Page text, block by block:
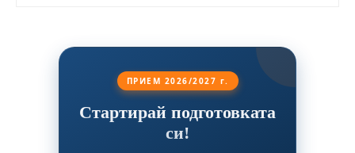
ПРИЕМ 2026/2027 г.
Стартирай подготовката
си!